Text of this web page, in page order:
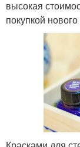
высокая
покупкой